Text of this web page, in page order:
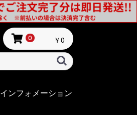
0 ￥0
インフォメーション